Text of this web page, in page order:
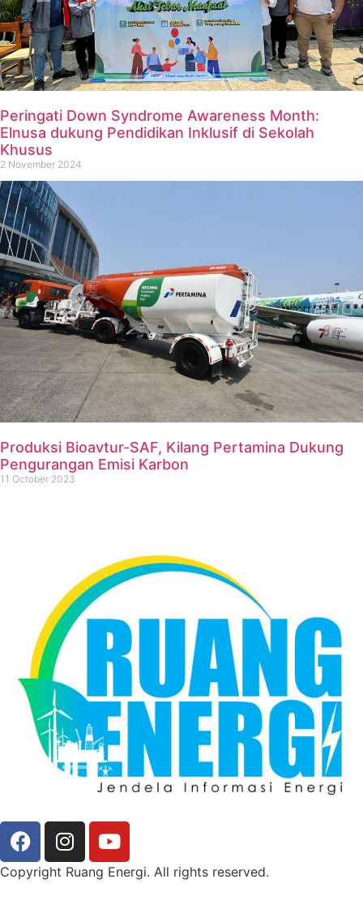
Peringati Down Syndrome Awareness Month:
Elnusa dukung Pendidikan Inklusif di Sekolah
Khusus
2 November 2024
Produksi Bioavtur-SAF, Kilang Pertamina Dukung
Pengurangan Emisi Karbon
11 October 2023
Copyright Ruang Energi. All rights reserved.